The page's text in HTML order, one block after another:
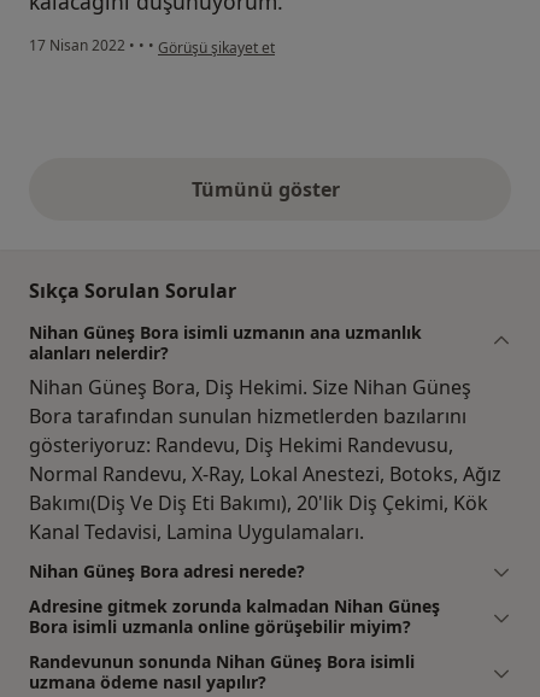
17 Nisan 2022 • • • kullanıcının görüşüne göre r.....
Görüşü şikayet et
Tümünü gösteryukarıdaki görüşler
Sıkça Sorulan Sorular
Nihan Güneş Bora isimli uzmanın ana uzmanlık
alanları nelerdir?
Nihan Güneş Bora, Diş Hekimi. Size Nihan Güneş
Bora tarafından sunulan hizmetlerden bazılarını
gösteriyoruz: Randevu, Diş Hekimi Randevusu,
Normal Randevu, X-Ray, Lokal Anestezi, Botoks, Ağız
Bakımı(Diş Ve Diş Eti Bakımı), 20'lik Diş Çekimi, Kök
Kanal Tedavisi, Lamina Uygulamaları.
Nihan Güneş Bora adresi nerede?
Adresine gitmek zorunda kalmadan Nihan Güneş
Bora isimli uzmanla online görüşebilir miyim?
Randevunun sonunda Nihan Güneş Bora isimli
uzmana ödeme nasıl yapılır?